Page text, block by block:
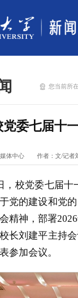
您当前所
党委七届十
体中心 作者：文/记者
，校党委七届
党的建设和党
精神，部署
长刘建平主持
参加会议。